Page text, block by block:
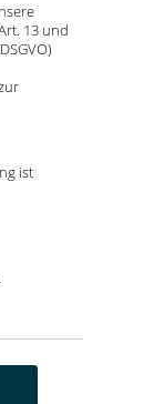
13 und
ist